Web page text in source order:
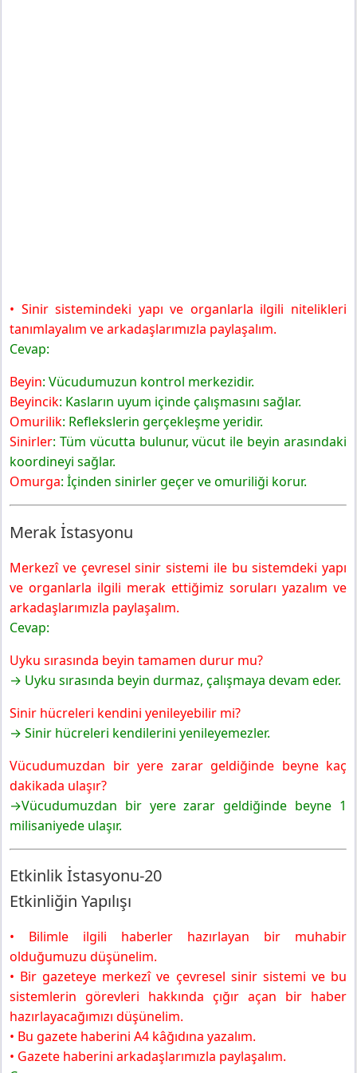
• Sinir sistemindeki yapı ve organlarla ilgili nitelikleri
tanımlayalım ve arkadaşlarımızla paylaşalım.
Cevap:
Beyin: Vücudumuzun kontrol merkezidir.
Beyincik: Kasların uyum içinde çalışmasını sağlar.
Omurilik: Reflekslerin gerçekleşme yeridir.
Sinirler: Tüm vücutta bulunur, vücut ile beyin arasındaki
koordineyi sağlar.
Omurga: İçinden sinirler geçer ve omuriliği korur.
Merak İstasyonu
Merkezî ve çevresel sinir sistemi ile bu sistemdeki yapı
ve organlarla ilgili merak ettiğimiz soruları yazalım ve
arkadaşlarımızla paylaşalım.
Cevap:
Uyku sırasında beyin tamamen durur mu?
→ Uyku sırasında beyin durmaz, çalışmaya devam eder.
Sinir hücreleri kendini yenileyebilir mi?
→ Sinir hücreleri kendilerini yenileyemezler.
Vücudumuzdan bir yere zarar geldiğinde beyne kaç
dakikada ulaşır?
→Vücudumuzdan bir yere zarar geldiğinde beyne 1
milisaniyede ulaşır.
Etkinlik İstasyonu-20
Etkinliğin Yapılışı
• Bilimle ilgili haberler hazırlayan bir muhabir
olduğumuzu düşünelim.
• Bir gazeteye merkezî ve çevresel sinir sistemi ve bu
sistemlerin görevleri hakkında çığır açan bir haber
hazırlayacağımızı düşünelim.
• Bu gazete haberini A4 kâğıdına yazalım.
• Gazete haberini arkadaşlarımızla paylaşalım.